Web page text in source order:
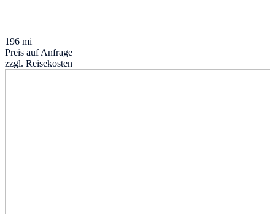
196 mi
Preis auf Anfrage
zzgl. Reisekosten